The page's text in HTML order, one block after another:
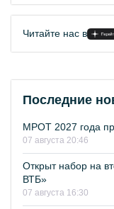
Читайте нас в
Последние
МРОТ 2027 года
07 августа 20:46
Открыт набор на
ВТБ»
07 августа 16:30